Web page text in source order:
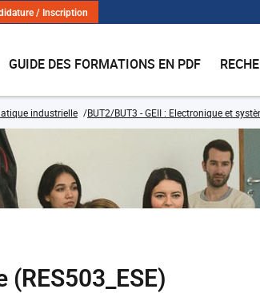
/ Inscription
GUIDE DES FORMATIONS EN PDF
industrielle BUT2/BUT3 - GEII : Electronique et